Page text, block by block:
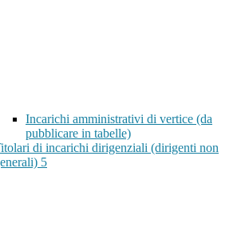
Incarichi amministrativi di vertice (da
pubblicare in tabelle)
di incarichi dirigenziali (dirigenti non
5